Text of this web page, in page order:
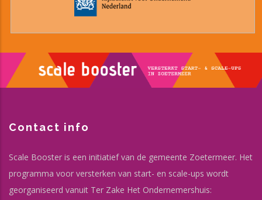
Contact info
Scale Booster is een initiatief van de gemeente Zoetermeer. Het
programma voor versterken van start- en scale-ups wordt
georganiseerd vanuit Ter Zake Het Ondernemershuis: